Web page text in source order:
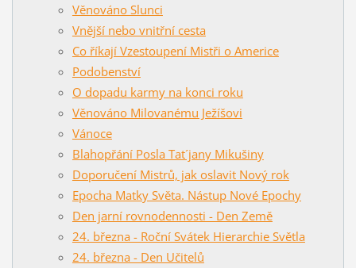
Věnováno Slunci
Vnější nebo vnitřní cesta
Co říkají Vzestoupení Mistři o Americe
Podobenství
O dopadu karmy na konci roku
Věnováno Milovanému Ježíšovi
Vánoce
Blahopřání Posla Tat´jany Mikušiny
Doporučení Mistrů, jak oslavit Nový rok
Epocha Matky Světa. Nástup Nové Epochy
Den jarní rovnodennosti - Den Země
24. března - Roční Svátek Hierarchie Světla
24. března - Den Učitelů